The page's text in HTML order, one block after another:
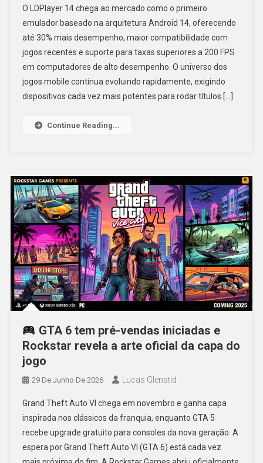
O LDPlayer 14 chega ao mercado como o primeiro
emulador baseado na arquitetura Android 14, oferecendo
até 30% mais desempenho, maior compatibilidade com
jogos recentes e suporte para taxas superiores a 200 FPS
em computadores de alto desempenho. O universo dos
jogos mobile continua evoluindo rapidamente, exigindo
dispositivos cada vez mais potentes para rodar títulos […]
Continue Reading...
GTA 6 tem pré-vendas iniciadas e
Rockstar revela a arte oficial da capa do
jogo
29 De Junho De 2026 Lucas Glenstid
Grand Theft Auto VI chega em novembro e ganha capa
inspirada nos clássicos da franquia, enquanto GTA 5
recebe upgrade gratuito para consoles da nova geração. A
espera por Grand Theft Auto VI (GTA 6) está cada vez